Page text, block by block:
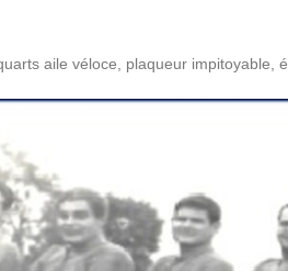
aile véloce, plaqueur impitoyable,